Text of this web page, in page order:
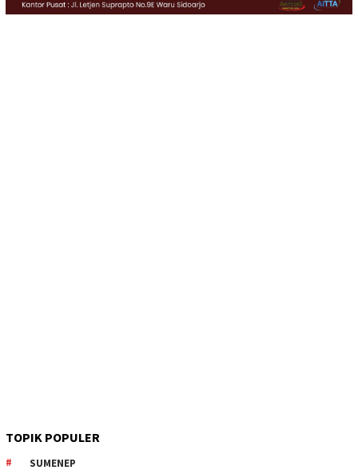
TOPIK POPULER
SUMENEP